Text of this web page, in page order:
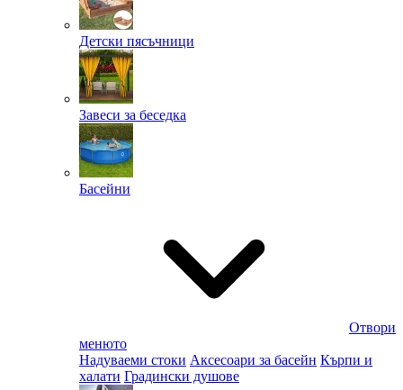
Детски пясъчници
Завеси за беседка
Басейни
Отвори
менюто
Надуваеми стоки Аксесоари за басейн Кърпи и
халати Градински душове